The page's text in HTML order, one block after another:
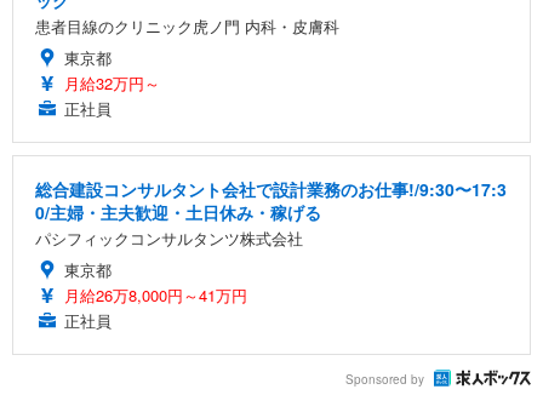
患者目線のクリニック虎ノ門 内科・皮膚科
東京都
月給32万円～
正社員
総合建設コンサルタント会社で設計業務のお仕事!/9:30〜17:3
0/主婦・主夫歓迎・土日休み・稼げる
パシフィックコンサルタンツ株式会社
東京都
月給26万8,000円～41万円
正社員
Sponsored by